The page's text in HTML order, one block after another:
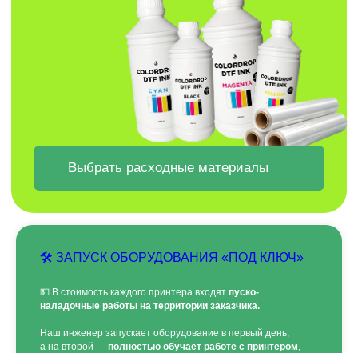
🛠 ЗАПУСК ОБОРУДОВАНИЯ «ПОД КЛЮЧ»
💵 В стоимость каждого принтера входят пуско-
наладочные работы на территории заказчика.
Наш инженер запускает оборудование в первый день,
а на второй — полностью обучает работе с принтером
Заполняя форму, вы даете согласие наобработку